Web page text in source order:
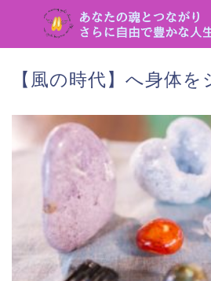
【風の時代】へ身体を